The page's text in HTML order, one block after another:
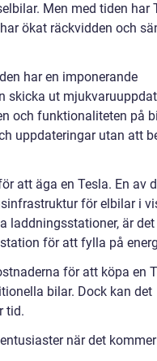
Men med tiden har
ökat räckvidden och
har en imponerande
skicka ut
och funktionaliteten på
uppdateringar utan att
att äga en Tesla. En av
för elbilar i
laddningsstationer, är
för att fylla på
för att köpa en
bilar. Dock kan det
tid.
när det